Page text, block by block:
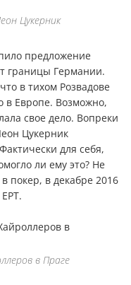
Цукерник
предложение
границы Германии.
в тихом Розвадове
в Европе. Возможно,
свое дело. Вопреки
Цукерник
для себя,
ли ему это? Не
покер, в декабре 2016
в Праге